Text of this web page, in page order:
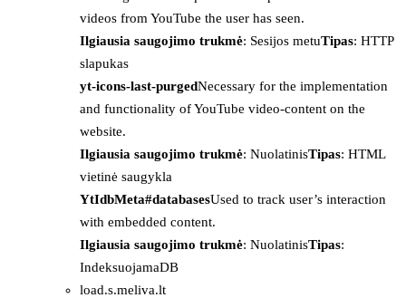
videos from YouTube the user has seen.
Ilgiausia saugojimo trukmė: Sesijos metuTipas: HTTP
slapukas
yt-icons-last-purgedNecessary for the implementation
and functionality of YouTube video-content on the
website.
Ilgiausia saugojimo trukmė: NuolatinisTipas: HTML
vietinė saugykla
YtIdbMeta#databasesUsed to track user’s interaction
with embedded content.
Ilgiausia saugojimo trukmė: NuolatinisTipas:
IndeksuojamaDB
load.s.meliva.lt